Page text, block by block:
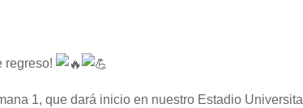
regreso!
1, que dará inicio en nuestro Estadio